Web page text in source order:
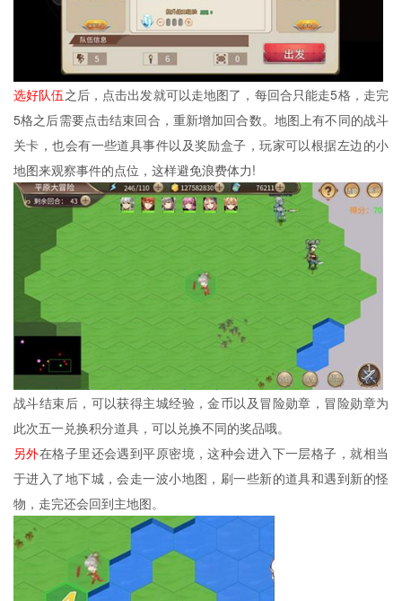
选好队伍之后，点击出发就可以走地图了，每回合只能走5格，走完
5格之后需要点击结束回合，重新增加回合数。地图上有不同的战斗
关卡，也会有一些道具事件以及奖励盒子，玩家可以根据左边的小
地图来观察事件的点位，这样避免浪费体力!
战斗结束后，可以获得主城经验，金币以及冒险勋章，冒险勋章为
此次五一兑换积分道具，可以兑换不同的奖品哦。
另外在格子里还会遇到平原密境，这种会进入下一层格子，就相当
于进入了地下城，会走一波小地图，刷一些新的道具和遇到新的怪
物，走完还会回到主地图。